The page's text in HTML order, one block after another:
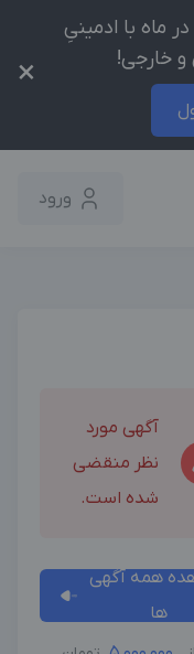
درآمد در ماه با ادمینیِ
و خارجی!
×
ورود
آگهی مورد
نظر منقضی
شده است.
همه آگهی
ها